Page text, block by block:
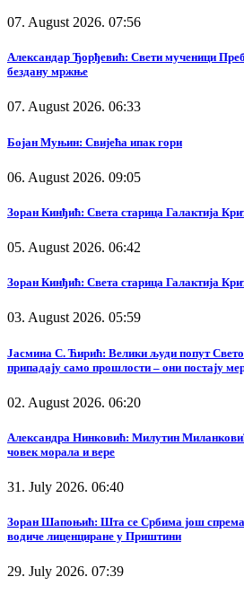
07. August 2026. 07:56
Александар Ђорђевић: Свети мученици
бездану мржње
07. August 2026. 06:33
Бојан Муњин: Свијећа ипак гори
06. August 2026. 09:05
Зоран Кинђић: Света старица Галактија
05. August 2026. 06:42
Зоран Кинђић: Света старица Галактија
03. August 2026. 05:59
Јасмина С. Ћирић: Велики људи попут
припадају само прошлости – они постају
02. August 2026. 06:20
Александра Нинковић: Милутин
човек морала и вере
31. July 2026. 06:40
Зоран Шапоњић: Шта се Србима још
водиче лиценциране у Приштини
29. July 2026. 07:39